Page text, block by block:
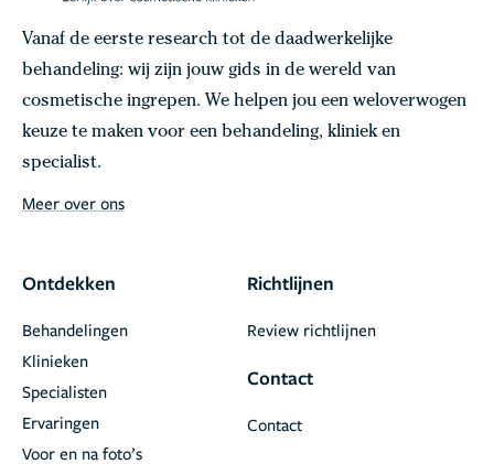
Vanaf de eerste research tot de daadwerkelijke
behandeling: wij zijn jouw gids in de wereld van
cosmetische ingrepen. We helpen jou een weloverwogen
keuze te maken voor een behandeling, kliniek en
specialist.
Meer over ons
Ontdekken
Behandelingen
Klinieken
Specialisten
Ervaringen
Voor en na foto’s
Richtlijnen
Review richtlijnen
Contact
Contact